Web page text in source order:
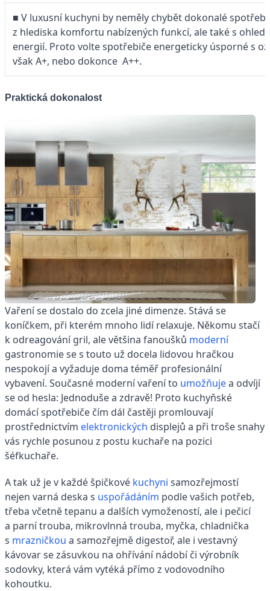
■ V luxusní kuchyni by neměly chybět dokonalé
z hlediska komfortu nabízených funkcí, ale také s
energií. Proto volte spotřebiče energeticky úsporné s
však A+, nebo dokonce A++.
Praktická dokonalost
Vaření se dostalo do zcela jiné dimenze. Stává se
koníčkem, při kterém mnoho lidí relaxuje. Někomu stačí
k odreagování gril, ale většina fanoušků moderní
gastronomie se s touto už docela lidovou hračkou
nespokojí a vyžaduje doma téměř profesionální
vybavení. Současné moderní vaření to umožňujea odvíjí
se od hesla: Jednoduše a zdravě! Proto kuchyňské
domácí spotřebiče čím dál častěji promlouvají
prostřednictvím elektronických displejů a při troše snahy
vás rychle posunou z postu kuchaře na pozici
šéfkuchaře.
A tak už je v každé špičkové kuchyni samozřejmostí
nejen varná deska s uspořádáním podle vašich potřeb,
třeba včetně tepanu a dalších vymožeností, ale i pečicí
a parní trouba, mikrovlnná trouba, myčka, chladnička
s mrazničkou a samozřejmě digestoř, ale i vestavný
kávovar se zásuvkou na ohřívání nádobí či výrobník
sodovky, která vám vytéká přímo z vodovodního
kohoutku.